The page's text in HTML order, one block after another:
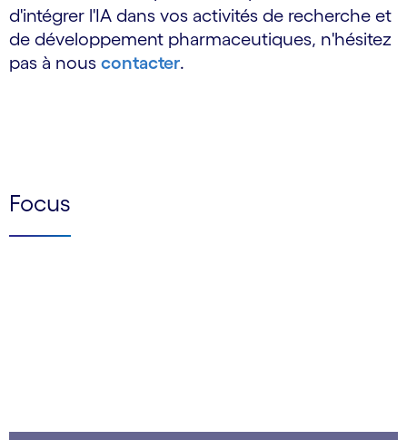
d'intégrer l'IA dans vos activités de recherche et
de développement pharmaceutiques, n'hésitez
pas à nous contacter.
Focus